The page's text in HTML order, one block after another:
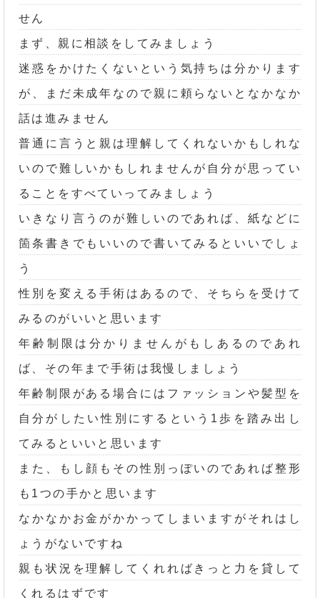
せん
まず、親に相談をしてみましょう
迷惑をかけたくないという気持ちは分かります
が、まだ未成年なので親に頼らないとなかなか
話は進みません
普通に言うと親は理解してくれないかもしれな
いので難しいかもしれませんが自分が思ってい
ることをすべていってみましょう
いきなり言うのが難しいのであれば、紙などに
箇条書きでもいいので書いてみるといいでしょ
う
性別を変える手術はあるので、そちらを受けて
みるのがいいと思います
年齢制限は分かりませんがもしあるのであれ
ば、その年まで手術は我慢しましょう
年齢制限がある場合にはファッションや髪型を
自分がしたい性別にするという1歩を踏み出し
てみるといいと思います
また、もし顔もその性別っぽいのであれば整形
も1つの手かと思います
なかなかお金がかかってしまいますがそれはし
ょうがないですね
親も状況を理解してくれればきっと力を貸して
くれるはずです